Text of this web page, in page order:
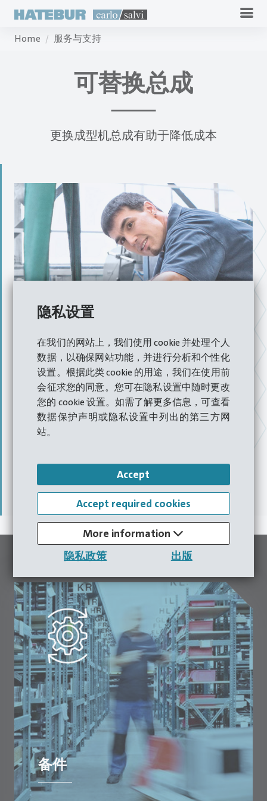
隐私设置
在我们的网站上，我们使用 cookie 并处理个人
数据，以确保网站功能，并进行分析和个性化
设置。根据此类 cookie 的用途，我们在使用前
会征求您的同意。您可在隐私设置中随时更改
您的 cookie 设置。如需了解更多信息，可查看
数据保护声明或隐私设置中列出的第三方网
站。
Accept
Accept required cookies
More information
隐私政策
出版
Home 服务与支持
可替换总成
更换成型机总成有助于降低成本
降低成本
大多数情况下，成型机由功能相关的总成组成，各总成可
承受的应力水平不同。如果此类总成出现损坏，需要整个
更换。为此，我们提供完整的可替换总成。旧总成在作为
高质量部件重新流通之前会接受彻底检查和测试。这样一
备件